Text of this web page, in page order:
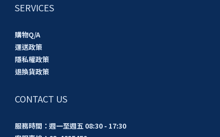
SERVICES
購物Q/A
運送政策
隱私權政策
退換貨政策
CONTACT US
服務時間：週一至週五 08:30 - 17:30